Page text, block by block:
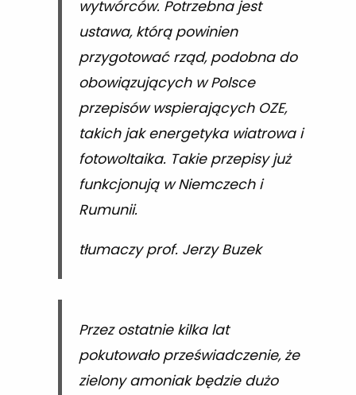
wytwórców. Potrzebna jest
ustawa, którą powinien
przygotować rząd, podobna do
obowiązujących w Polsce
przepisów wspierających OZE,
takich jak energetyka wiatrowa i
fotowoltaika. Takie przepisy już
funkcjonują w Niemczech i
Rumunii.
tłumaczy prof. Jerzy Buzek
Przez ostatnie kilka lat
pokutowało przeświadczenie, że
zielony amoniak będzie dużo